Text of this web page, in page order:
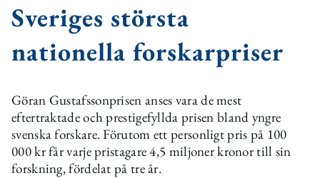
Sveriges största
nationella forskarpriser
Göran Gustafssonprisen anses vara de mest
eftertraktade och prestigefyllda prisen bland yngre
svenska forskare. Förutom ett personligt pris på 100
000 kr får varje pristagare 4,5 miljoner kronor till sin
forskning, fördelat på tre år.